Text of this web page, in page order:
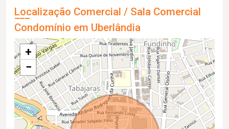
Localização Comercial / Sala Comercial
Condomínio em Uberlândia
+
−